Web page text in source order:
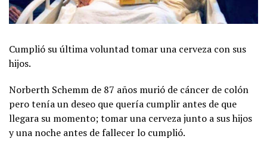
Cumplió su última voluntad tomar una cerveza con sus
hijos.
Norberth Schemm de 87 años murió de cáncer de colón
pero tenía un deseo que quería cumplir antes de que
llegara su momento; tomar una cerveza junto a sus hijos
y una noche antes de fallecer lo cumplió.